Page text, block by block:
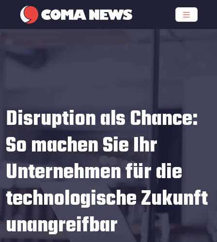
Disruption als Chance:
So machen Sie Ihr
Unternehmen für die
technologische Zukunft
unangreifbar